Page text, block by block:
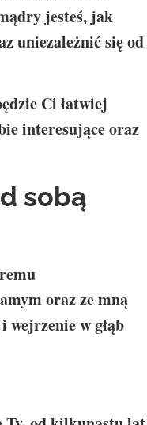
jesteś, jak
uniezależnić się od
Ci łatwiej
interesujące oraz
sobą
oraz ze mną
wejrzenie w głąb